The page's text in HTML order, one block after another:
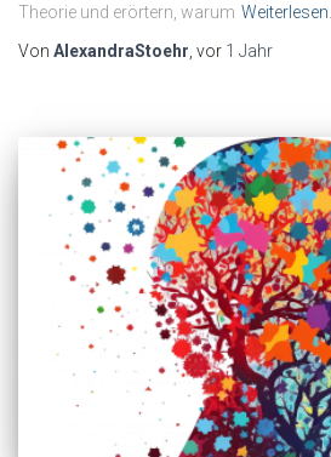
Theorie und erörtern, warum Weiterlesen…
Von AlexandraStoehr , vor 1 Jahr